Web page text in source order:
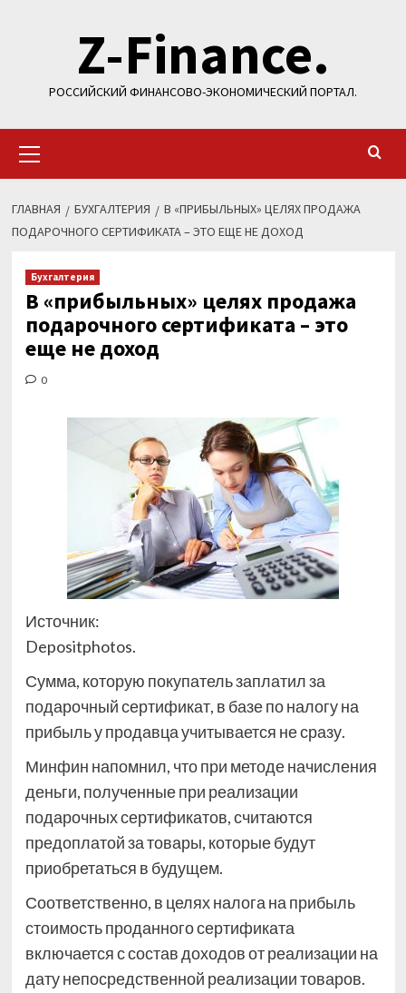
содержимомуZ-Finance.
РОССИЙСКИЙ ФИНАНСОВО-ЭКОНОМИЧЕСКИЙ ПОРТАЛ.
меню
ГЛАВНАЯ БУХГАЛТЕРИЯ
В «ПРИБЫЛЬНЫХ» ЦЕЛЯХ ПРОДАЖА
ПОДАРОЧНОГО СЕРТИФИКАТА – ЭТО ЕЩЕ НЕ ДОХОД
Бухгалтерия
В «прибыльных» целях продажа
подарочного сертификата – это
еще не доход
0
Источник:
Depositphotos.
Сумма, которую покупатель заплатил за
подарочный сертификат, в базе по налогу на
прибыль у продавца учитывается не сразу.
Минфин напомнил, что при методе начисления
деньги, полученные при реализации
подарочных сертификатов, считаются
предоплатой за товары, которые будут
приобретаться в будущем.
Соответственно, в целях налога на прибыль
стоимость проданного сертификата
включается с состав доходов от реализации на
дату непосредственной реализации товаров.